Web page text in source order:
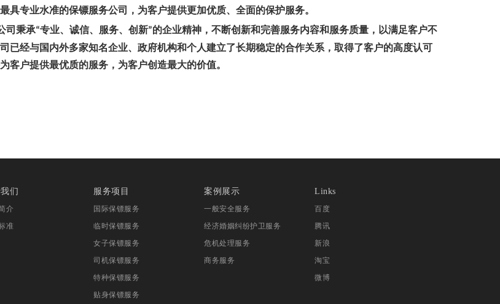
具专业水准的保镖服务公司，为客户提供更加优质、全面的保护服务。
司秉承“专业、诚信、服务、创新”的企业精神，不断创新和完善服务内容和服务质量，以满足客户不
已经与国内外多家知名企业、政府机构和个人建立了长期稳定的合作关系，取得了客户的高度认可
客户提供最优质的服务，为客户创造最大的价值。
们
介
准
服务项目
国际保镖服务
临时保镖服务
女子保镖服务
司机保镖服务
特种保镖服务
贴身保镖服务
案例展示
一般安全服务
经济婚姻纠纷护卫服务
危机处理服务
商务服务
Links
百度
腾讯
新浪
淘宝
微博